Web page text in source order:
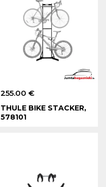
255.00 €
THULE BIKE STACKER,
578101